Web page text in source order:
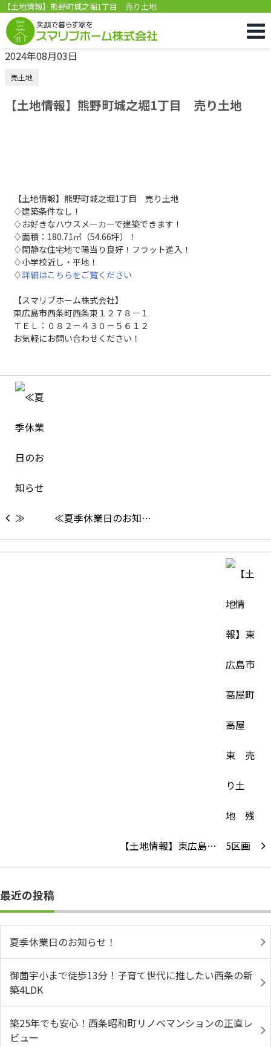
【土地情報】熊野町城之堀1丁目 売り土地
2024年08月03日
売土地
【土地情報】熊野町城之堀1丁目 売り土地
【土地情報】熊野町城之堀1丁目 売り土地
♢建築条件なし！
♢お好きなハウスメーカーで建築できます！
♢面積：180.71㎡（54.66坪）！
♢閑静な住宅地で陽当り良好！フラット進入！
♢小学校近し・平地！
♢詳細はこちらをご覧ください
【スマリブホーム株式会社】
東広島市西条町西条東１２７８－１
ＴＥＬ：０８２－４３０－５６１２
お気軽にお問い合わせください！
≪夏季休業日のお知…
【土地情報】東広島…
最近の投稿
夏季休業日のお知らせ！
御薗宇小まで徒歩13分！子育て世代に推したい西条の新
築4LDK
築25年でも安心！西条昭和町リノベマンションの正直レ
ビュー